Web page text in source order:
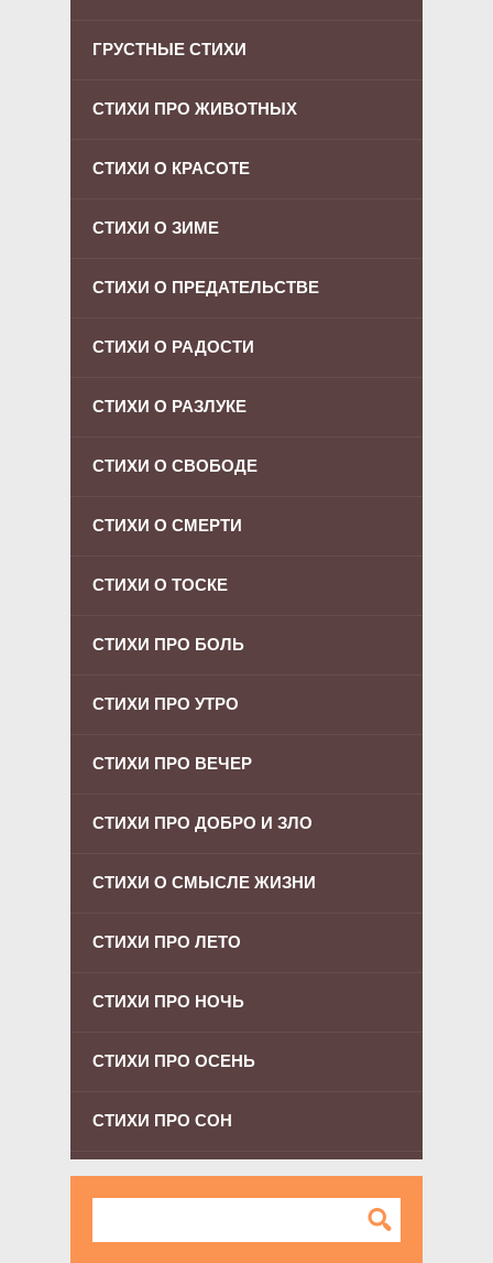
ГРУСТНЫЕ СТИХИ
СТИХИ ПРО ЖИВОТНЫХ
СТИХИ О КРАСОТЕ
СТИХИ О ЗИМЕ
СТИХИ О ПРЕДАТЕЛЬСТВЕ
СТИХИ О РАДОСТИ
СТИХИ О РАЗЛУКЕ
СТИХИ О СВОБОДЕ
СТИХИ О СМЕРТИ
СТИХИ О ТОСКЕ
СТИХИ ПРО БОЛЬ
СТИХИ ПРО УТРО
СТИХИ ПРО ВЕЧЕР
СТИХИ ПРО ДОБРО И ЗЛО
СТИХИ О СМЫСЛЕ ЖИЗНИ
СТИХИ ПРО ЛЕТО
СТИХИ ПРО НОЧЬ
СТИХИ ПРО ОСЕНЬ
СТИХИ ПРО СОН